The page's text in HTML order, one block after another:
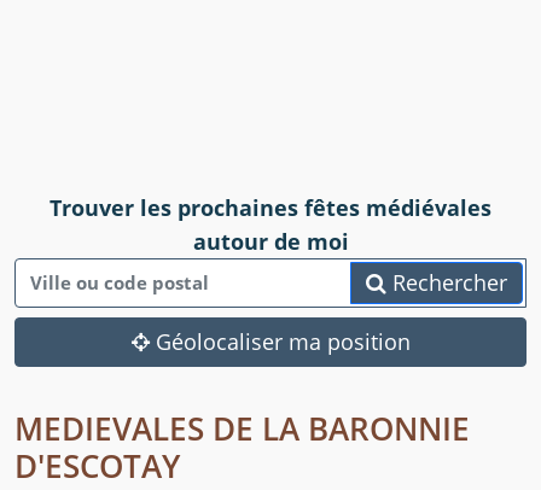
Trouver les prochaines fêtes médiévales
autour de moi
Rechercher
Géolocaliser ma position
MEDIEVALES DE LA BARONNIE
D'ESCOTAY